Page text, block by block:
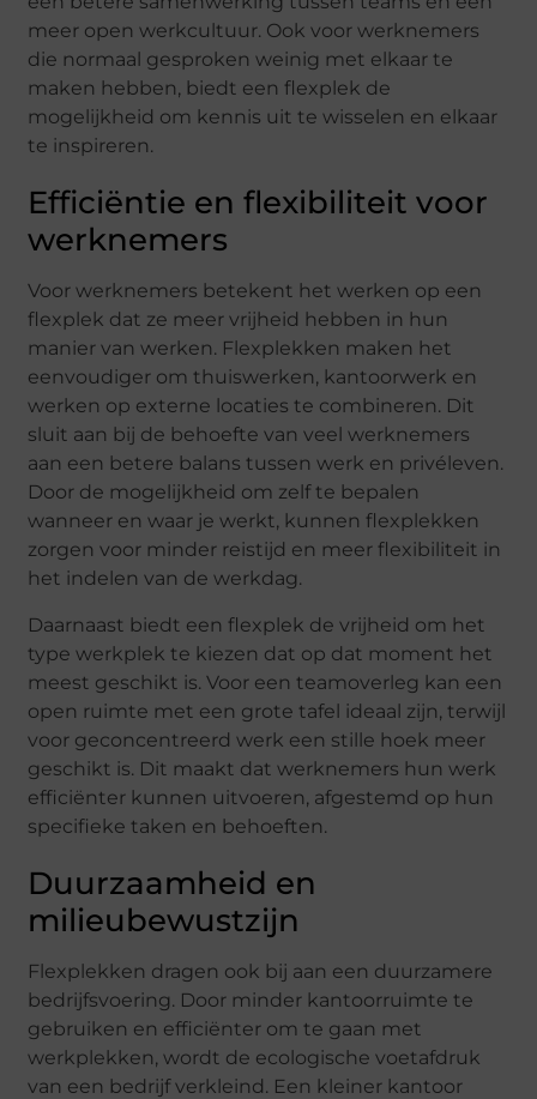
meer open werkcultuur. Ook voor werknemers
die normaal gesproken weinig met elkaar te
maken hebben, biedt een flexplek de
mogelijkheid om kennis uit te wisselen en elkaar
te inspireren.
Efficiëntie en flexibiliteit voor
werknemers
Voor werknemers betekent het werken op een
flexplek dat ze meer vrijheid hebben in hun
manier van werken. Flexplekken maken het
eenvoudiger om thuiswerken, kantoorwerk en
werken op externe locaties te combineren. Dit
sluit aan bij de behoefte van veel werknemers
aan een betere balans tussen werk en privéleven.
Door de mogelijkheid om zelf te bepalen
wanneer en waar je werkt, kunnen flexplekken
zorgen voor minder reistijd en meer flexibiliteit in
het indelen van de werkdag.
Daarnaast biedt een flexplek de vrijheid om het
type werkplek te kiezen dat op dat moment het
meest geschikt is. Voor een teamoverleg kan een
open ruimte met een grote tafel ideaal zijn, terwijl
voor geconcentreerd werk een stille hoek meer
geschikt is. Dit maakt dat werknemers hun werk
efficiënter kunnen uitvoeren, afgestemd op hun
specifieke taken en behoeften.
Duurzaamheid en
milieubewustzijn
Flexplekken dragen ook bij aan een duurzamere
bedrijfsvoering. Door minder kantoorruimte te
gebruiken en efficiënter om te gaan met
werkplekken, wordt de ecologische voetafdruk
van een bedrijf verkleind. Een kleiner kantoor